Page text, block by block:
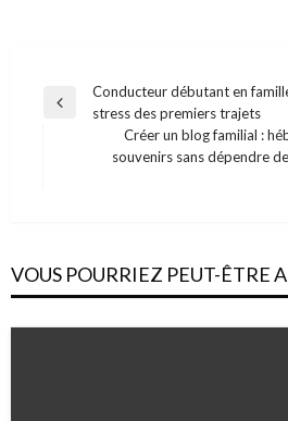
Navigation
l’article
Previous
Conducteur débutant en
stress des premiers trajets
Créer un blog familial :
souvenirs sans dépendre
VOUS POURRIEZ PEUT-ÊTRE